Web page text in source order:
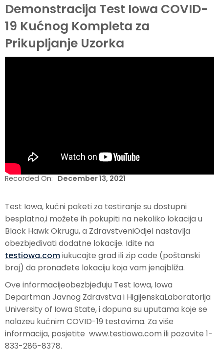
Demonstracija Test Iowa COVID-
19 Kućnog Kompleta za
Prikupljanje Uzorka
Recorded On: December 13, 2021
Test Iowa, kućni paketi za testiranje su dostupni
besplatno,i možete ih pokupiti na nekoliko lokacija u
Black Hawk Okrugu, a ZdravstveniOdjel nastavlja
obezbjeđivati dodatne lokacije. Idite na
testiowa.comiukucajte grad ili zip code (poštanski
broj) da pronađete lokaciju koja vam jenajbliža.
Ove informacijeobezbjeđuju Test Iowa, Iowa
Departman Javnog Zdravstva i HigijenskaLaboratorija
University of Iowa State, i dopuna su uputama koje se
nalazeu kućnim COVID-19 testovima. Za više
informacija, posjetite www.testiowa.com ili pozovite 1-
833-286-8378.